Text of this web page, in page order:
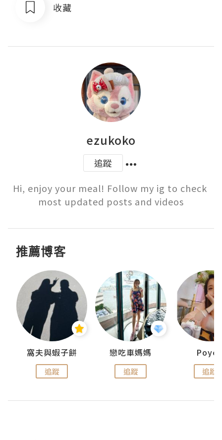
收藏
ezukoko
追蹤
Hi, enjoy your meal! Follow my ig to check
most updated posts and videos
推薦博客
窩夫與蝦子餅
追蹤
戀吃車媽媽
追蹤 追蹤